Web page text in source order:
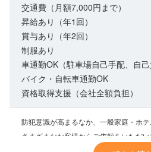
交通費（月額7,000円まで）
昇給あり（年1回）
賞与あり（年2回）
制服あり
車通勤OK（駐車場自己手配、自己
バイク・自転車通勤OK
資格取得支援（会社全額負担）
防犯意識が高まるなか、一般家庭・ホテ
さまざまなお客様からご依頼をいただい